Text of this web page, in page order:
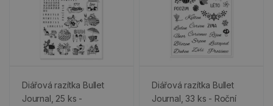
Diářová razítka Bullet
Journal, 25 ks -
Diářová razítka Bullet
Journal, 33 ks - Roční